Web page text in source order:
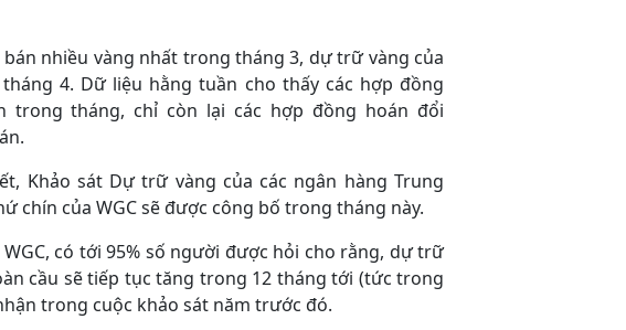
nhiều vàng nhất trong tháng 3, dự trữ vàng của
4. Dữ liệu hằng tuần cho thấy các hợp đồng
trong tháng, chỉ còn lại các hợp đồng hoán đổi
Khảo sát Dự trữ vàng của các ngân hàng Trung
chín của WGC sẽ được công bố trong tháng này.
có tới 95% số người được hỏi cho rằng, dự trữ
cầu sẽ tiếp tục tăng trong 12 tháng tới (tức trong
trong cuộc khảo sát năm trước đó.